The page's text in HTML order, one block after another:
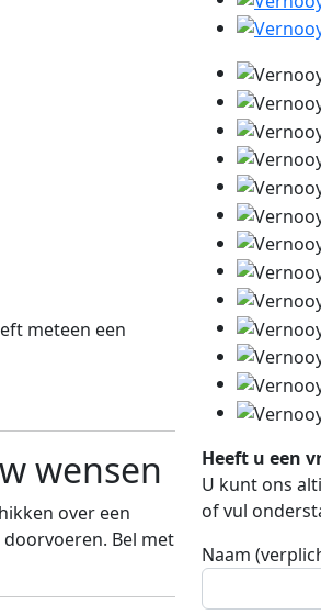
meteen een
wensen
over een
Bel met
Heeft u een
U kunt ons
of vul
Naam